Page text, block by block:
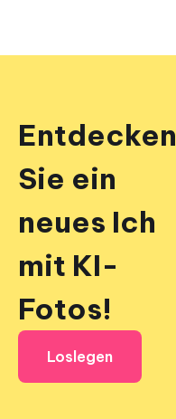
Entdecken
Sie ein
neues Ich
mit KI-
Fotos!
Loslegen